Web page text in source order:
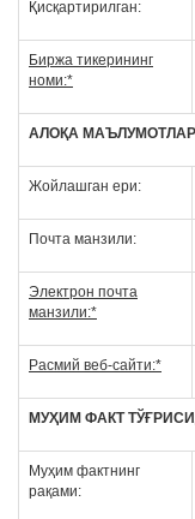
Қисқартирилган:
Биржа тикерининг
номи:*
АЛОҚА
Жойлашган ери:
Почта манзили:
Электрон почта
манзили:*
Расмий веб-сайти:*
МУҲИМ ФАКТ
Муҳим фактнинг
рақами: